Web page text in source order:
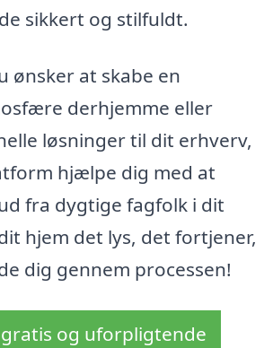
sikkert og stilfuldt.
ønsker at skabe en
derhjemme eller
løsninger til dit erhverv,
hjælpe dig med at
fra dygtige fagfolk i dit
hjem det lys, det fortjener,
dig gennem processen!
og uforpligtende